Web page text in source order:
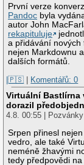
První verze
Pandoc byla
autor John
rekapituluje
a přidávání
nejen Markdownu
dalších formátů.
|🇵🇸 | Komentářů: 0
Virtuální Bastlírna
dorazil
4.8. 00:55 | Pozvánky
Srpen přinesl
vedro, ale také
neméně žhavými
tedy předpovědi